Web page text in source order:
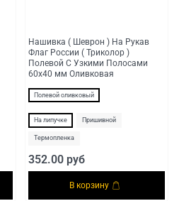
Нашивка ( Шеврон ) На Рукав
Флаг России ( Триколор )
Полевой С Узкими Полосами
60х40 мм Оливковая
Полевой оливковый
На липучке Пришивной
Термопленка
352.00 руб
В корзину